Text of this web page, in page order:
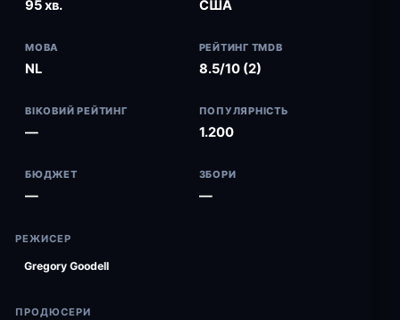
95 хв. США
МОВА
NL
РЕЙТИНГ TMDB
8.5/10 (2)
ВІКОВИЙ РЕЙТИНГ
—
ПОПУЛЯРНІСТЬ
1.200
БЮДЖЕТ
—
ЗБОРИ
—
РЕЖИСЕР
Gregory Goodell
ПРОДЮСЕРИ